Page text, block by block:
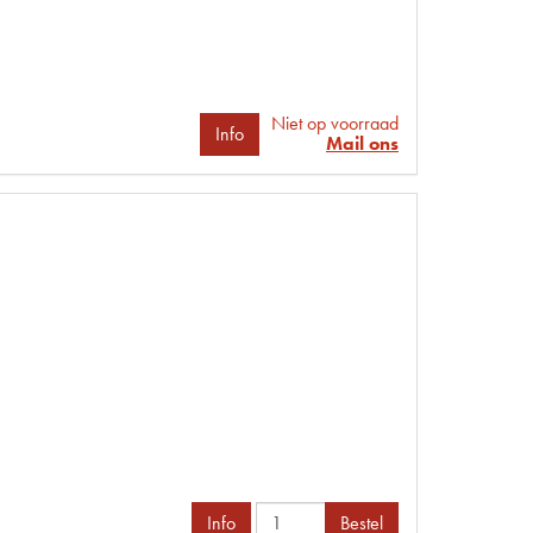
Info
Niet op voorraad
Mail ons
Info
Bestel